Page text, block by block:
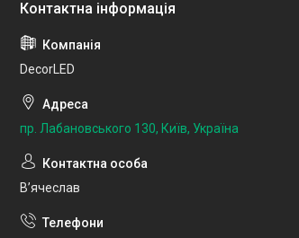
DecorLED
пр. Лабановського 130, Київ, Україна
Вʼячеслав